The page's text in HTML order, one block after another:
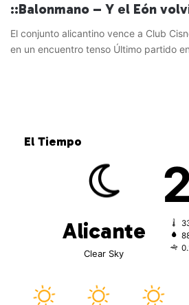
::Balonmano – Y el Eón
El conjunto alicantino vence a Club
en un encuentro tenso Último partido
El Tiempo
Alicante
Clear Sky